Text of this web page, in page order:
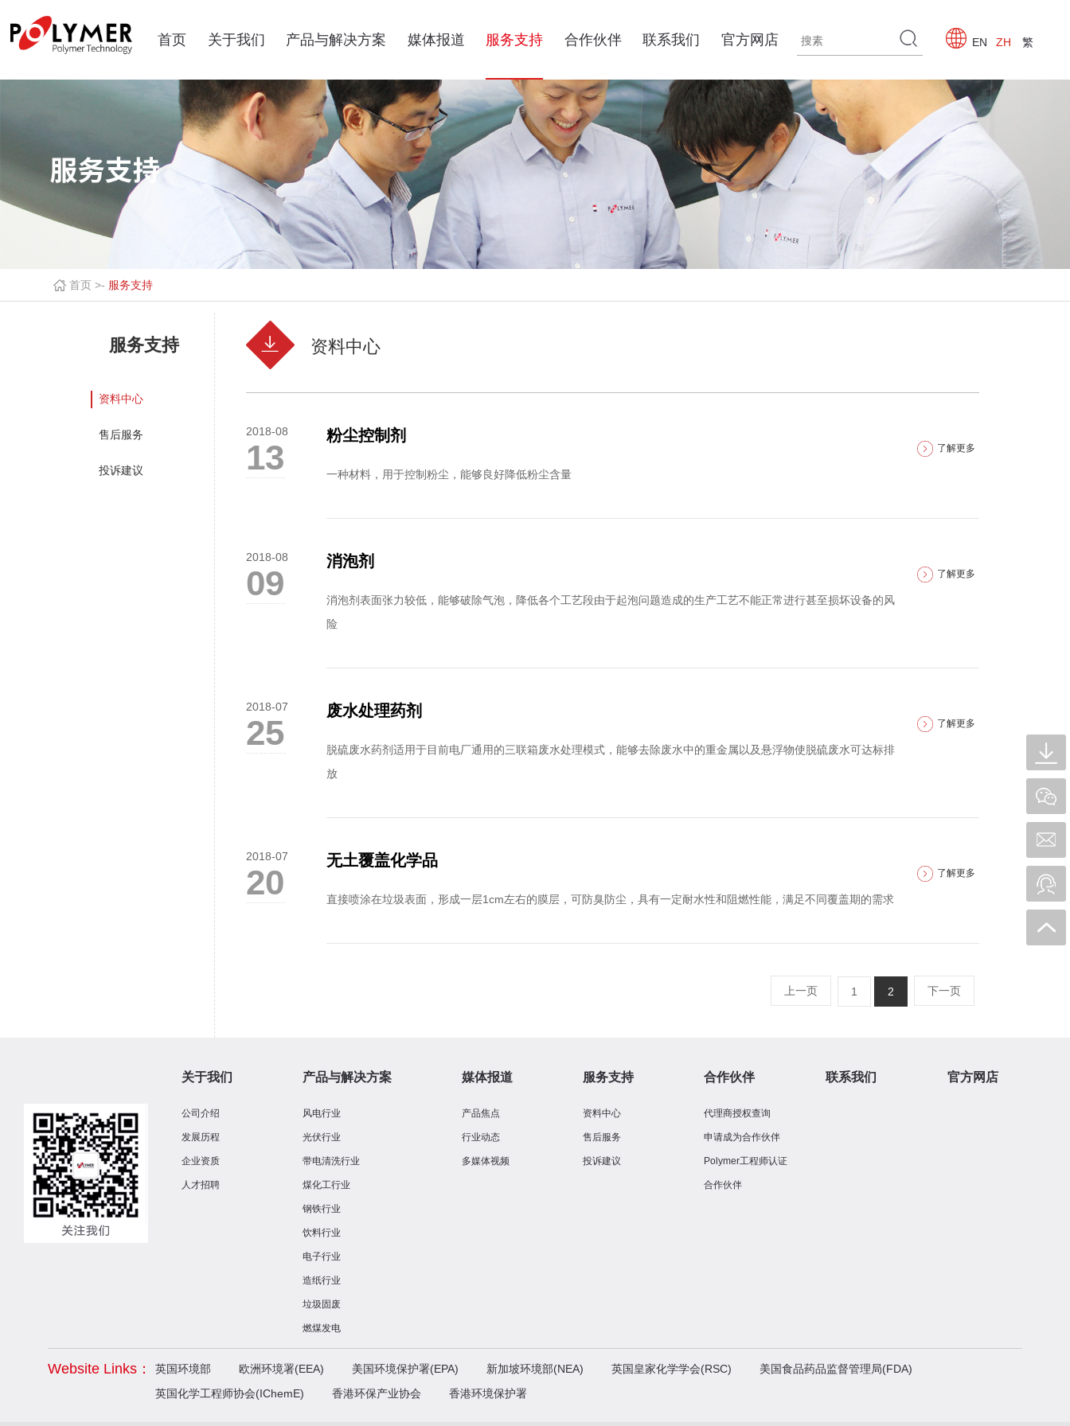
首页 关于我们 产品与解决方案 媒体报道 服务支持 合作伙伴 联系我们 官方网店 EN ZH 繁
首页 >- 服务支持
服务支持
资料中心
售后服务
投诉建议
资料中心
2018-08
13
粉尘控制剂
一种材料，用于控制粉尘，能够良好降低粉尘含量
了解更多
2018-08
09
消泡剂
消泡剂表面张力较低，能够破除气泡，降低各个工艺段由于起泡问题造成的生产工艺不能正常进行甚至损坏设备的风
险
了解更多
2018-07
25
废水处理药剂
脱硫废水药剂适用于目前电厂通用的三联箱废水处理模式，能够去除废水中的重金属以及悬浮物使脱硫废水可达标排
放
了解更多
2018-07
20
无土覆盖化学品
直接喷涂在垃圾表面，形成一层1cm左右的膜层，可防臭防尘，具有一定耐水性和阻燃性能，满足不同覆盖期的需求
了解更多
上一页 1 2 下一页
关于我们
公司介绍
发展历程
企业资质
人才招聘
产品与解决方案
风电行业
光伏行业
带电清洗行业
煤化工行业
钢铁行业
饮料行业
电子行业
造纸行业
垃圾固废
燃煤发电
媒体报道
产品焦点
行业动态
多媒体视频
服务支持
资料中心
售后服务
投诉建议
合作伙伴
代理商授权查询
申请成为合作伙伴
Polymer工程师认证
合作伙伴
联系我们 官方网店
Website Links： 英国环境部 欧洲环境署(EEA) 美国环境保护署(EPA) 新加坡环境部(NEA) 英国皇家化学学会(RSC)
美国食品药品监督管理局(FDA)
英国化学工程师协会(IChemE)
香港环保产业协会 香港环境保护署